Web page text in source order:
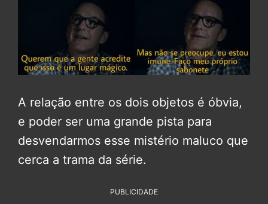
A relação entre os dois objetos é óbvia,
e poder ser uma grande pista para
desvendarmos esse mistério maluco que
cerca a trama da série.
PUBLICIDADE